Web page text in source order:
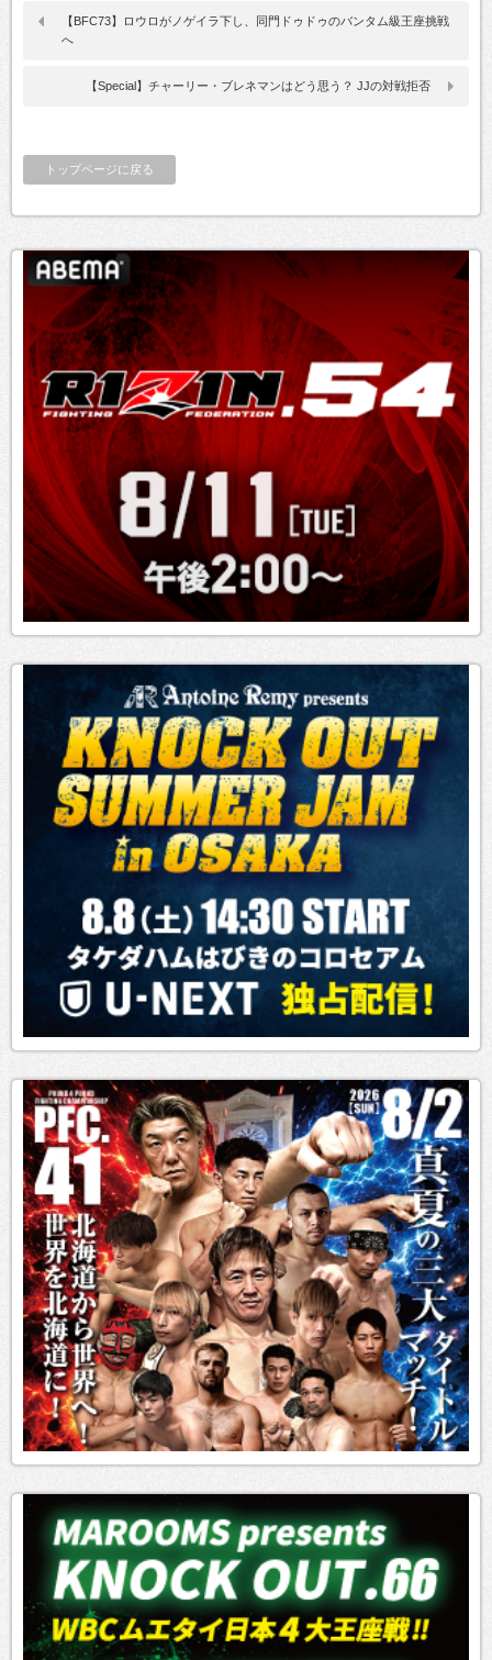
【BFC73】ロウロがノゲイラ下し、同門ドゥドゥのバンタム級王座挑戦
へ
【Special】チャーリー・ブレネマンはどう思う？ JJの対戦拒否
トップページに戻る